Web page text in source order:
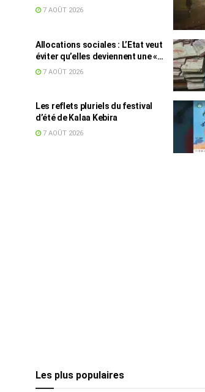
appuyer les secours
7 AOÛT 2026
Allocations sociales : L’Etat veut
éviter qu’elles deviennent une «
aide au chômage »
7 AOÛT 2026
Les reflets pluriels du festival
d’été de Kalaa Kebira
7 AOÛT 2026
Les plus populaires